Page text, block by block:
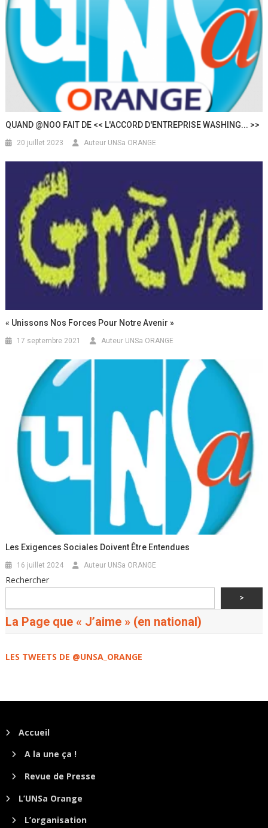
QUAND @NOO FAIT DE << L'ACCORD D'ENTREPRISE WASHING... >>
20 juillet 2023 Auteur UNSa ORANGE
« Unissons Nos Forces Pour Notre Avenir »
17 septembre 2021 Auteur UNSa ORANGE
Les Exigences Sociales Doivent Être Entendues
16 juillet 2024 Auteur UNSa ORANGE
Rechercher
>
La Page que « J’aime » (en national)
LES TWEETS DE @UNSA_ORANGE
Accueil
A la une ça !
Revue de Presse
L’UNSa Orange
L’organisation